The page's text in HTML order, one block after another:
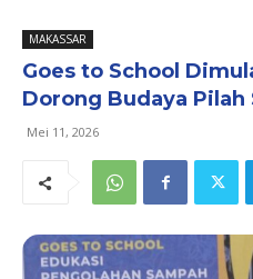
MAKASSAR
Goes to School
Dorong Budaya Pilah
Mei 11, 2026